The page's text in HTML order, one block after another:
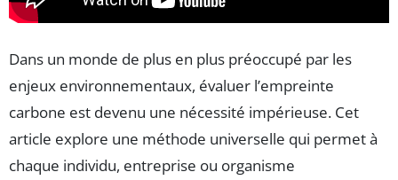
Dans un monde de plus en plus préoccupé par les
enjeux environnementaux, évaluer l’empreinte
carbone est devenu une nécessité impérieuse. Cet
article explore une méthode universelle qui permet à
chaque individu, entreprise ou organisme